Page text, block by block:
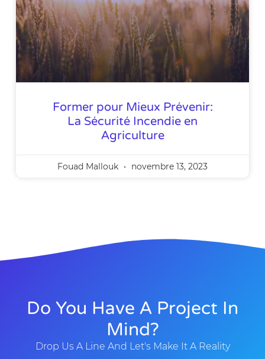
Former pour Mieux Prévenir‌:
La Sécurité Incendie en
Agriculture
Fouad Mallouk novembre 13, 2023
Do You Have A Project In
Mind?
Drop Us A Line And Let's Make It A Reality